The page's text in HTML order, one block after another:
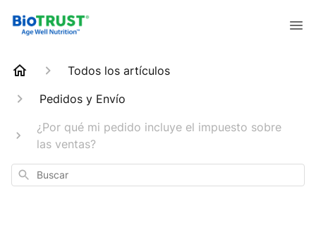
Todos los artículos
Pedidos y Envío
¿Por qué mi pedido incluye el impuesto sobre
las ventas?
Buscar